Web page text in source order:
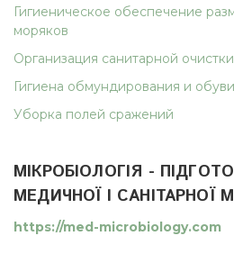
Гигиеническое обеспечение
моряков
Организация санитарной
Гигиена обмундирования и обуви
Уборка полей сражений
МІКРОБІОЛОГІЯ -
МЕДИЧНОЇ І САНІТАРНОЇ
https://med-microbiology.com